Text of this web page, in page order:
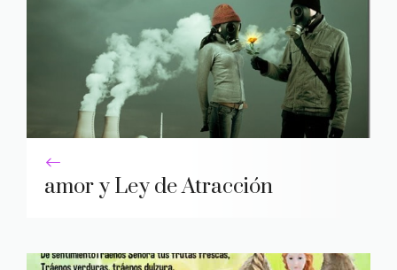
amor y Ley de Atracción